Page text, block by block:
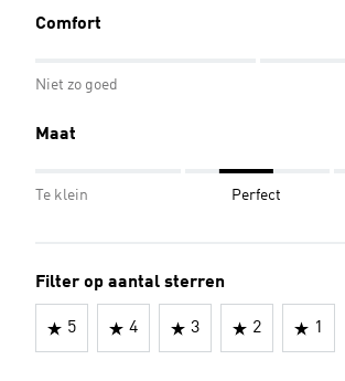
Comfort
Niet zo goed
Maat
Te klein Perfect
Filter op aantal sterren
5 4 3 2 1